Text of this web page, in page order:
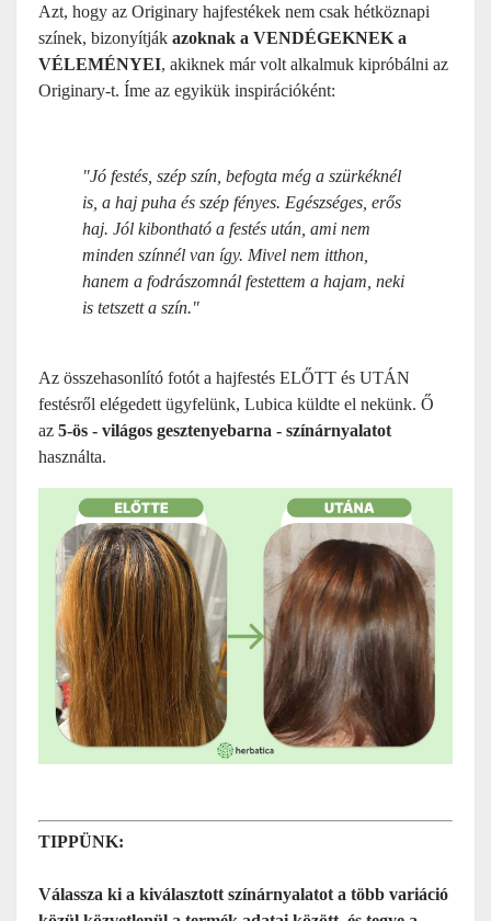
Azt, hogy az Originary hajfestékek nem csak hétköznapi
színek, bizonyítják azoknak a VENDÉGEKNEK a
VÉLEMÉNYEI, akiknek már volt alkalmuk kipróbálni az
Originary-t. Íme az egyikük inspirációként:
"Jó festés, szép szín, befogta még a szürkéknél
is, a haj puha és szép fényes. Egészséges, erős
haj. Jól kibontható a festés után, ami nem
minden színnél van így. Mivel nem itthon,
hanem a fodrászomnál festettem a hajam, neki
is tetszett a szín."
Az összehasonlító fotót a hajfestés ELŐTT és UTÁN
festésről elégedett ügyfelünk, Lubica küldte el nekünk. Ő
az 5-ös - világos gesztenyebarna - színárnyalatot
használta.
TIPPÜNK:
Válassza ki a kiválasztott színárnyalatot a több variáció